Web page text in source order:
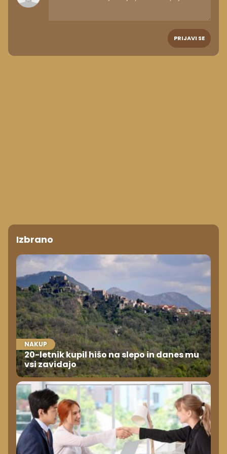
PRIJAVI SE
Izbrano
NAKUP
20-letnik kupil hišo na slepo in danes mu
vsi zavidajo